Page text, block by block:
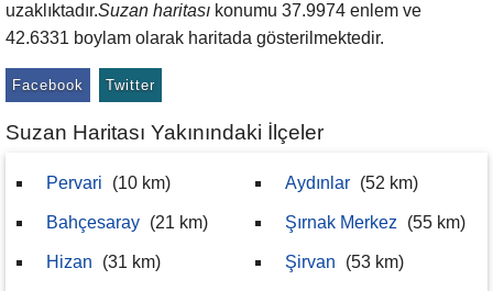
uzaklıktadır.Suzan haritası konumu 37.9974 enlem ve
42.6331 boylam olarak haritada gösterilmektedir.
Facebook Twitter
Suzan Haritası Yakınındaki İlçeler
Pervari (10 km)
Bahçesaray (21 km)
Hizan (31 km)
Aydınlar (52 km)
Şırnak Merkez (55 km)
Şirvan (53 km)